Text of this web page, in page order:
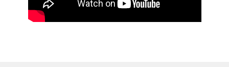
[fluid_wrapper width="686" height="386"]
[/fluid_wrapper]